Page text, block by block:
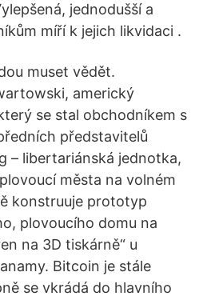
jednodušší a
míří k jejich likvidaci .
muset vědět.
americký
se stal obchodníkem s
představitelů
– libertariánská jednotka,
města na volném
konstruuje prototyp
plovoucího domu na
na 3D tiskárně“ u
Bitcoin je stále
se vkrádá do hlavního